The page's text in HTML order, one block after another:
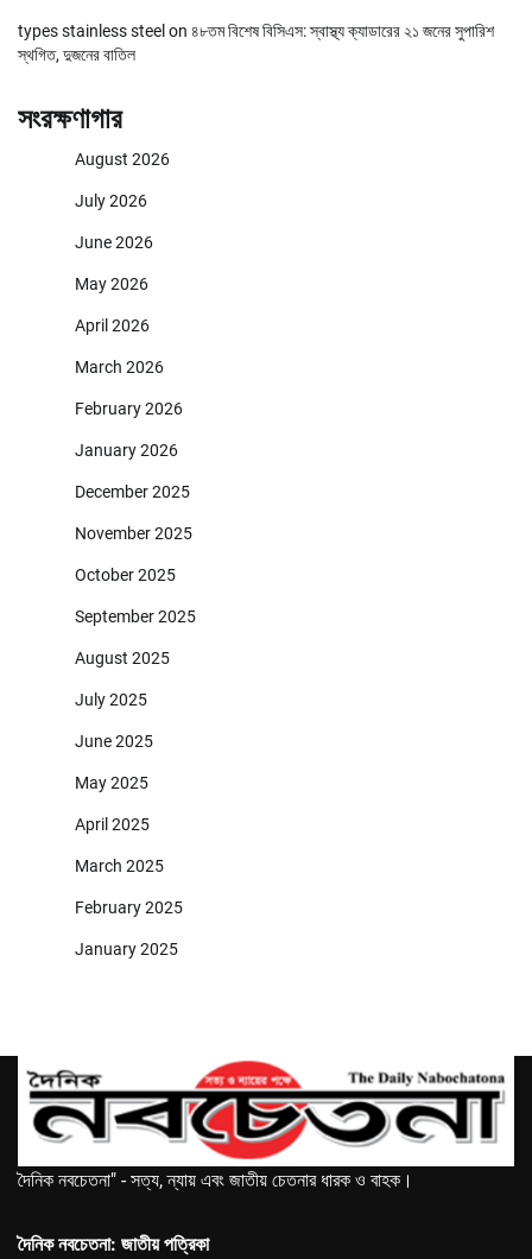
types stainless steelon ৪৮তম বিশেষ বিসিএস: স্বাস্থ্য ক্যাডারের ২১ জনের সুপারিশ
স্থগিত, দুজনের বাতিল
সংরক্ষণাগার
August 2026
July 2026
June 2026
May 2026
April 2026
March 2026
February 2026
January 2026
December 2025
November 2025
October 2025
September 2025
August 2025
July 2025
June 2025
May 2025
April 2025
March 2025
February 2025
January 2025
দৈনিক নবচেতনা" - সত্য, ন্যায় এবং জাতীয় চেতনার ধারক ও বাহক।
দৈনিক নবচেতনা: জাতীয় পত্রিকা